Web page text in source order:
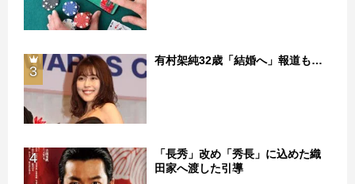
3
有村架純32歳「結婚へ」報道も…
4
「長秀」改め「秀長」に込めた織
田家へ渡した引導